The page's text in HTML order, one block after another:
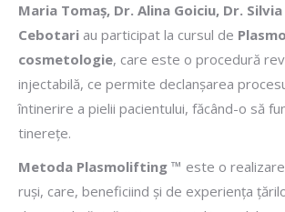
Maria Tomaș, Dr. Alina Goiciu, Dr.
Cebotari au participat la cursul de
cosmetologie, care este o procedură
injectabilă, ce permite declanşarea
întinerire a pielii pacientului, făcând-o să
tinereţe.
Metoda Plasmolifting ™ este o
ruşi, care, beneficiind şi de experienţa